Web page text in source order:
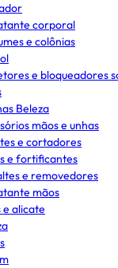
corporal
e colônias
e bloqueadores
Beleza
mãos e unhas
e cortadores
e fortificantes
e removedores
mãos
e alicate